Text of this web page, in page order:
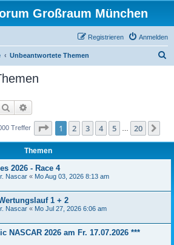
Großraum München
Anmelden
Registrieren
Unbeantwortete Themen
Suche
Treffer Seite 1von 20
1 2 3 4 5 20
Themen
2026 - Race 4
Nascar « Mo Aug 03, 2026 8:13 am
1 + 2
Nascar « Mo Jul 27, 2026 6:06 am
NASCAR 2026 am Fr. 17.07.2026 ***